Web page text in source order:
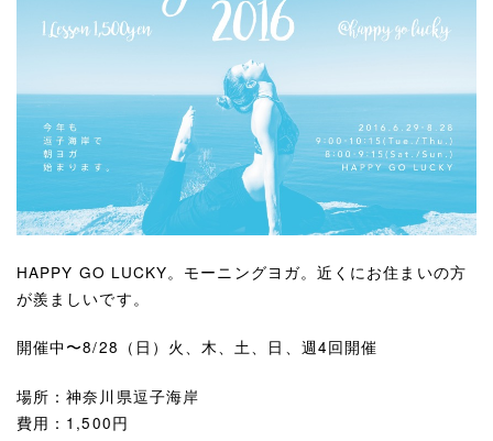
HAPPY GO LUCKY。モーニングヨガ。近くにお住まいの方
が羨ましいです。
開催中〜8/28（日）火、木、土、日、週4回開催
場所：神奈川県逗子海岸
費用：1,500円